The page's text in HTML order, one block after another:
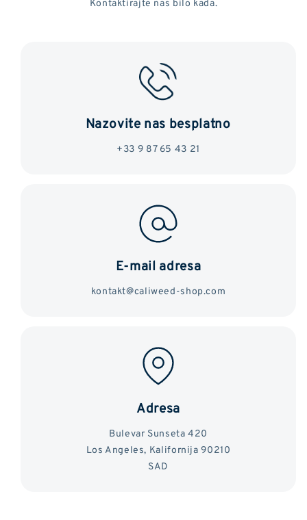
Nazovite nas besplatno
+33 9 87 65 43 21
E-mail adresa
kontakt@caliweed-shop.com
Adresa
Bulevar Sunseta 420
Los Angeles, Kalifornija 90210
SAD